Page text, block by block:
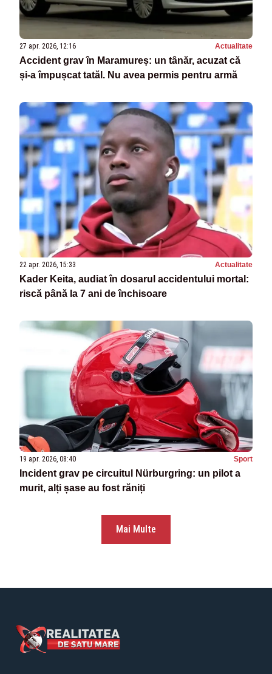
27 apr. 2026, 12:16 Actualitate
Accident grav în Maramureș: un tânăr, acuzat că
și-a împușcat tatăl. Nu avea permis pentru armă
22 apr. 2026, 15:33 Actualitate
Kader Keita, audiat în dosarul accidentului mortal:
riscă până la 7 ani de închisoare
19 apr. 2026, 08:40 Sport
Incident grav pe circuitul Nürburgring: un pilot a
murit, alți șase au fost răniți
Mai Multe